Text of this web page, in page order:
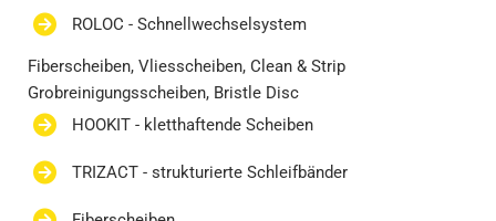
ROLOC - Schnellwechselsystem
Fiberscheiben, Vliesscheiben, Clean & Strip
Grobreinigungsscheiben, Bristle Disc
HOOKIT - kletthaftende Scheiben
TRIZACT - strukturierte Schleifbänder